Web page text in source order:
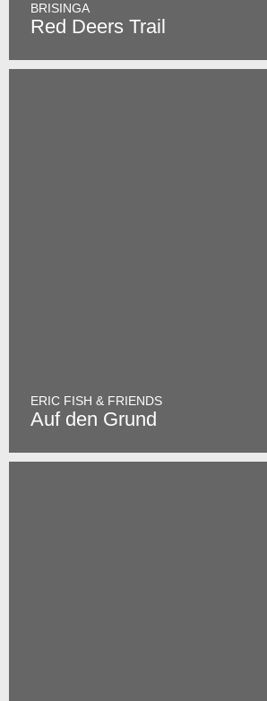
BRISINGA
Red Deers Trail
ERIC FISH & FRIENDS
Auf den Grund